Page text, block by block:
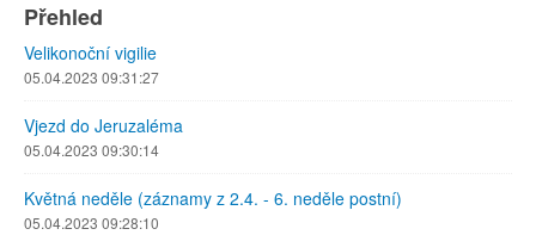
Přehled
Velikonoční vigilie
05.04.2023 09:31:27
Vjezd do Jeruzaléma
05.04.2023 09:30:14
Květná neděle (záznamy z 2.4. - 6. neděle postní)
05.04.2023 09:28:10